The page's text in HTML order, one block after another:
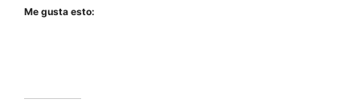
Me gusta esto: